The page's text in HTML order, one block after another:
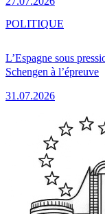
L’Espagne sous
Schengen à l’épreuve
31.07.2026
POLITIQUE